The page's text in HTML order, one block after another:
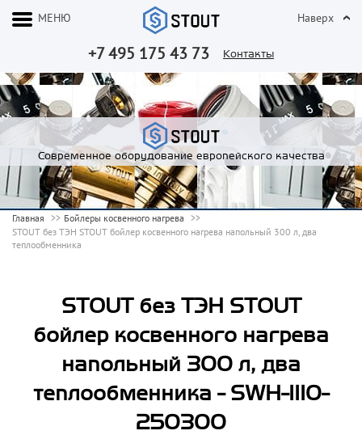
+7 495 175 43 73 Контакты
МЕНЮ Наверх
Современное оборудование европейского качества
Главная
Бойлеры косвенного нагрева
STOUT без ТЭН STOUT бойлер косвенного нагрева напольный 300 л, два
теплообменника
STOUT без ТЭН STOUT
бойлер косвенного нагрева
напольный 300 л, два
теплообменника - SWH-1110-
250300